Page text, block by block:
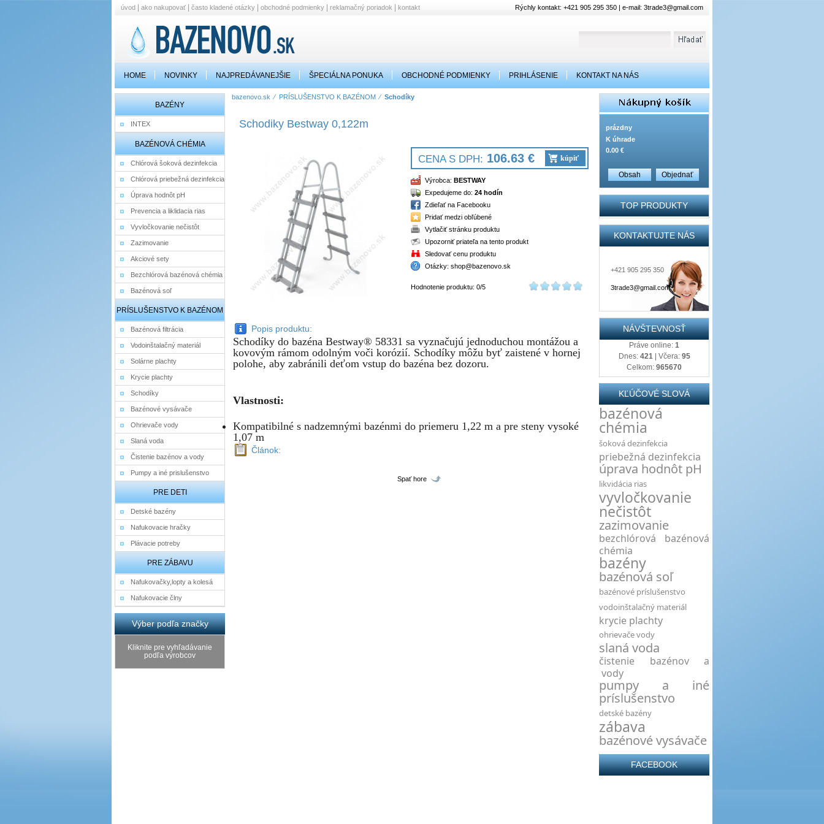
úvod ako nakupovať často kladené otázky obchodné podmienky reklamačný poriadok kontakt Rýchly kontakt: +421 905 295 350 | e-mail: 3trade3@gmail.com
HOME NOVINKY NAJPREDÁVANEJŠIE ŠPECIÁLNA PONUKA OBCHODNÉ PODMIENKY PRIHLÁSENIE KONTAKT NA NÁS
BAZÉNY
INTEX
BAZÉNOVÁ CHÉMIA
Chlórová šoková dezinfekcia
Chlórová priebežná dezinfekcia
Úprava hodnôt pH
Prevencia a liklidacia rias
Vyvločkovanie nečistôt
Zazimovanie
Akciové sety
Bezchlórová bazénová chémia
Bazénová soľ
PRÍSLUŠENSTVO K BAZÉNOM
Bazénová filtrácia
Vodoinštalačný materiál
Solárne plachty
Krycie plachty
Schodíky
Bazénové vysávače
Ohrievače vody
Slaná voda
Čistenie bazénov a vody
Pumpy a iné prislušenstvo
PRE DETI
Detské bazény
Nafukovacie hračky
Plávacie potreby
PRE ZÁBAVU
Nafukovačky,lopty a kolesá
Nafukovacie člny
Výber podľa značky
Kliknite pre vyhľadávanie
podľa výrobcov
bazenovo.sk ⁄ PRÍSLUŠENSTVO K BAZÉNOM⁄ Schodíky
Schodiky Bestway 0,122m
CENA S DPH: 106.63 € kúpiť
Výrobca: BESTWAY
Expedujeme do: 24 hodín
Zdieľať na Facebooku
Pridať medzi obľúbené
Vytlačiť stránku produktu
Upozorniť priateľa na tento produkt
Sledovať cenu produktu
Otázky: shop@bazenovo.sk
Hodnotenie produktu: 0/5
Popis produktu:
Schodíky do bazéna Bestway® 58331 sa vyznačujú jednoduchou montážou a
kovovým rámom odolným voči korózií. Schodíky môžu byť zaistené v hornej
polohe, aby zabránili deťom vstup do bazéna bez dozoru.
Vlastnosti:
Kompatibilné s nadzemnými bazénmi do priemeru 1,22 m a pre steny vysoké
1,07 m
Článok:
Spať hore
prázdny
K úhrade
0.00 €
Obsah Objednať
TOP PRODUKTY
KONTAKTUJTE NÁS
+421 905 295 350
3trade3@gmail.com
NÁVŠTEVNOSŤ
Práve online: 1
Dnes: 421| Včera: 95
Celkom: 965670
KĽÚČOVÉ SLOVÁ
bazénová
chémia
šoková dezinfekcia
priebežná dezinfekcia
úprava hodnôt pH
likvidácia rias
vyvločkovanie
nečistôt
zazimovanie
bezchlórová bazénová
chémia
bazény
bazénová soľ
bazénové príslušenstvo
vodoinštalačný materiál
krycie plachty
ohrievače vody
slaná voda
čistenie bazénov a
vody
pumpy a iné
príslušenstvo
detské bazény
zábava
bazénové vysávače
FACEBOOK